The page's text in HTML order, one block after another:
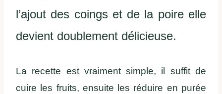
l’ajout des coings et de la poire elle
devient doublement délicieuse.
La recette est vraiment simple, il suffit de
cuire les fruits, ensuite les réduire en purée